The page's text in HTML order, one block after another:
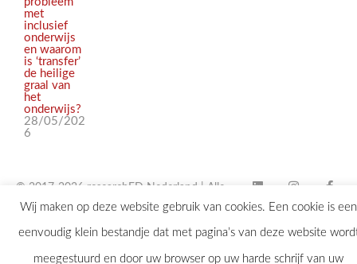
met
inclusief
onderwijs
en waarom
is ‘transfer’
de heilige
graal van
het
onderwijs?
28/05/202
6
© 2017-2026 researchED Nederland | Alle
rechten voorbehouden |
contact@researchED.eu
Wij maken op deze website gebruik van cookies. Een cookie is een
eenvoudig klein bestandje dat met pagina’s van deze website
meegestuurd en door uw browser op uw harde schrijf van uw